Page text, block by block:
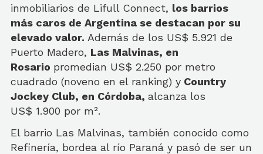
inmobiliarios de Lifull Connect, los barrios
más caros de Argentina se destacan por su
elevado valor. Además de los US$ 5.921 de
Puerto Madero, Las Malvinas, en
Rosario promedian US$ 2.250 por metro
cuadrado (noveno en el ranking) y Country
Jockey Club, en Córdoba, alcanza los
US$ 1.900 por m².
El barrio Las Malvinas, también conocido como
Refinería, bordea al río Paraná y pasó de ser un